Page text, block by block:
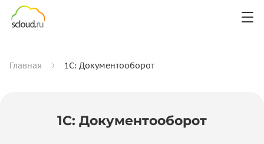
Главная 1С: Документооборот
1С: Документооборот